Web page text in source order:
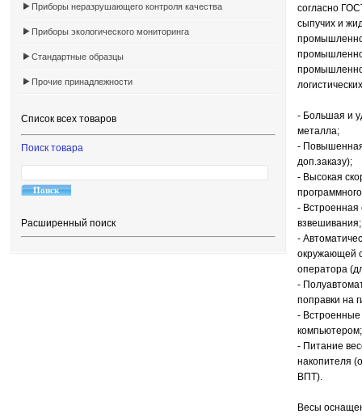
Приборы неразрушающего контроля качества
Приборы экологического мониторинга
Стандартные образцы
Прочие принадлежности
Список всех товаров
Поиск товара
Расширенный поиск
согласно
сыпучих и
- Большая и
металла;
-
доп.заказу);
- Высокая
- Встроенная
взвешивания;
-
окружающей
оператора
-
поправки на
-
компьютером;
- Питание
накопителя
ВПТ).
Весы